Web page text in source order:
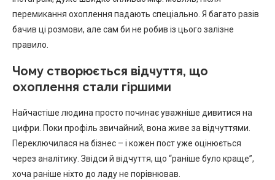
перемикання охоплення падають спеціально. Я багато разів
бачив ці розмови, але сам би не робив із цього залізне
правило.
Чому створюється відчуття, що
охоплення стали гіршими
Найчастіше людина просто починає уважніше дивитися на
цифри. Поки профіль звичайний, вона живе за відчуттями.
Переключилася на бізнес – і кожен пост уже оцінюється
через аналітику. Звідси й відчуття, що “раніше було краще”,
хоча раніше ніхто до ладу не порівнював.